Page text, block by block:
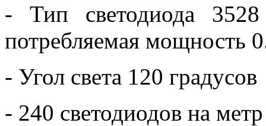
- Тип светодиода
потребляемая мощность
- Угол света 120 градусов
- 240 светодиодов на метр